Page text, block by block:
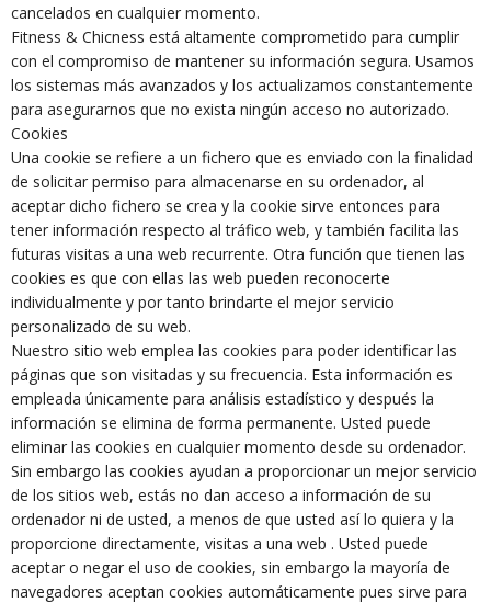
cancelados en cualquier momento.
Fitness & Chicness está altamente comprometido para cumplir
con el compromiso de mantener su información segura. Usamos
los sistemas más avanzados y los actualizamos constantemente
para asegurarnos que no exista ningún acceso no autorizado.
Cookies
Una cookie se refiere a un fichero que es enviado con la finalidad
de solicitar permiso para almacenarse en su ordenador, al
aceptar dicho fichero se crea y la cookie sirve entonces para
tener información respecto al tráfico web, y también facilita las
futuras visitas a una web recurrente. Otra función que tienen las
cookies es que con ellas las web pueden reconocerte
individualmente y por tanto brindarte el mejor servicio
personalizado de su web.
Nuestro sitio web emplea las cookies para poder identificar las
páginas que son visitadas y su frecuencia. Esta información es
empleada únicamente para análisis estadístico y después la
información se elimina de forma permanente. Usted puede
eliminar las cookies en cualquier momento desde su ordenador.
Sin embargo las cookies ayudan a proporcionar un mejor servicio
de los sitios web, estás no dan acceso a información de su
ordenador ni de usted, a menos de que usted así lo quiera y la
proporcione directamente, visitas a una web . Usted puede
aceptar o negar el uso de cookies, sin embargo la mayoría de
navegadores aceptan cookies automáticamente pues sirve para